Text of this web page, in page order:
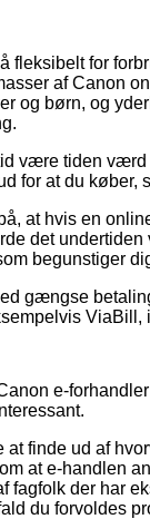
fleksibelt for
af Canon
og børn, og
være tiden værd
for at du køber,
at hvis en
det
begunstiger
gængse
e-
finde ud af
at e-handlen
fagfolk der har
du forvoldes